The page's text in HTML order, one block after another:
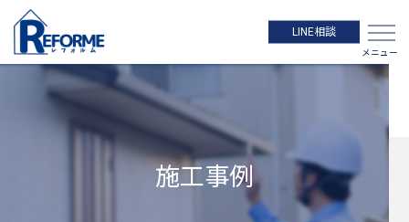
LINE相談
施工事例